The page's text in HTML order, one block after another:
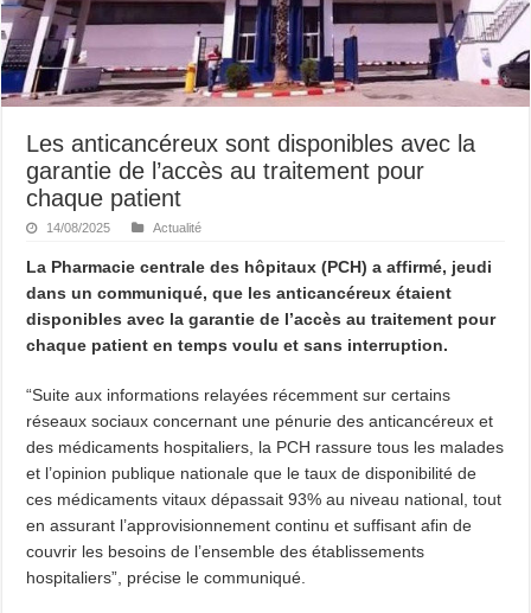
Les anticancéreux sont disponibles avec la
garantie de l’accès au traitement pour
chaque patient
14/08/2025 Actualité
La Pharmacie centrale des hôpitaux (PCH) a affirmé, jeudi
dans un communiqué, que les anticancéreux étaient
disponibles avec la garantie de l’accès au traitement pour
chaque patient en temps voulu et sans interruption.
“Suite aux informations relayées récemment sur certains
réseaux sociaux concernant une pénurie des anticancéreux et
des médicaments hospitaliers, la PCH rassure tous les malades
et l’opinion publique nationale que le taux de disponibilité de
ces médicaments vitaux dépassait 93% au niveau national, tout
en assurant l’approvisionnement continu et suffisant afin de
couvrir les besoins de l’ensemble des établissements
hospitaliers”, précise le communiqué.